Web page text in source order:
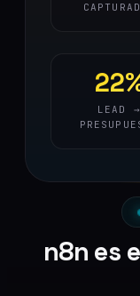
LEAD →
n8n es